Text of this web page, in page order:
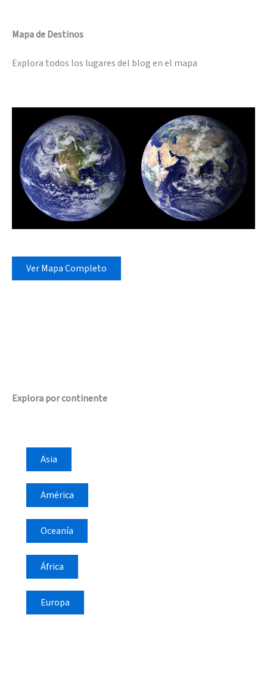
Mapa de Destinos
Explora todos los lugares del blog en el mapa
Ver Mapa Completo
Explora por continente
Asia
América
Oceanía
África
Europa